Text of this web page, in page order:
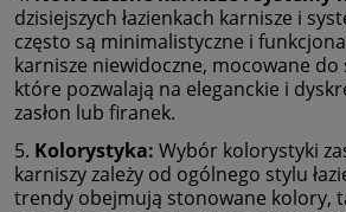
dzisiejszych łazienkach karnisze i
często są minimalistyczne i
karnisze niewidoczne, mocowane
które pozwalają na eleganckie i
zasłon lub firanek.
5. Kolorystyka: Wybór kolorystyki
karniszy zależy od ogólnego stylu
trendy obejmują stonowane kolory,